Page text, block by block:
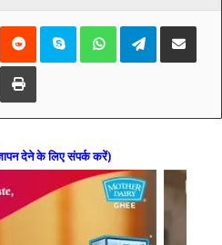
Reddit Skype WhatsAppTelegramShare via
Print
देने के लिए संपर्क करें)